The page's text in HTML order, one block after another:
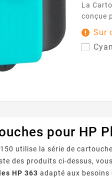
La Cartouche compatible HP 363 cyan clair est
conçue
idéale
Pensée
Sur
pour HP
utilise la série de
des produits ci-dessus,
HP 363 adapté aux